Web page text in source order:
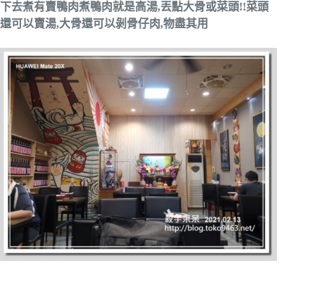
下去煮有賣鴨肉煮鴨肉就是高湯,丟點大骨或菜頭!!菜頭
還可以賣湯,大骨還可以剝骨仔肉,物盡其用